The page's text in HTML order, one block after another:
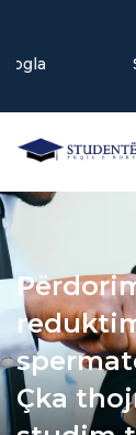
Sa
Çka
studim